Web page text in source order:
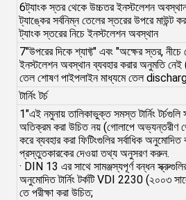
6ট্যাংক স্তর থেকে উচ্চতর ইনস্টলেশন
ট্যাঙ্কের সর্বনিম্ন তেলের স্তরের উপরে মাউন্ট
ট্যাংক স্তরের নিচে ইনস্টলেশন অবস্থান
7"উপরের দিকে শ্যাফ্ট" এবং "অক্ষের স্তর,
ইনস্টলেশন অবস্থান ব্যবহার করার অনুমতি
তেল শোষণ পাইপলাইন মাধ্যমে তেল
টার্নিং টর্চ
1"এই নমুনায় তালিকাভুক্ত সমস্ত টার্নিং টর্চগুলি
অতিক্রম করা উচিত নয় (গোলাপে অভ্যন্তরীণ
করে ব্যবহার করা ফিটিংগুলির সর্বাধিক
প্রস্তুতকারকের দেওয়া তথ্য অনুসরণ করুন.
· DIN 13 এর সাথে সামঞ্জস্যপূর্ণ বন্ধন
অনুমোদিত টার্নিং টর্কটি VDI 2230 (২০০৩
তে পরীক্ষা করা উচিত;